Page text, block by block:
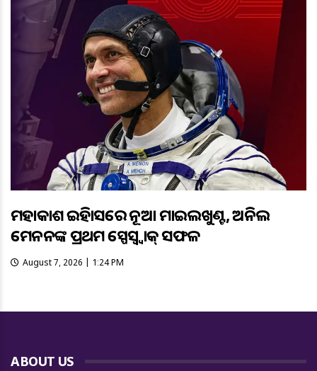
ମହାକାଶ ଇତିହାସରେ ନୂଆ ମାଇଲଖୁଣ୍ଟ, ଅନିଲ
ମେନନଙ୍କ ପ୍ରଥମ ସ୍ପେସ୍ୱ୍ୱାକ୍ ସଫଳ
August 7, 2026 | 1:24 PM
ABOUT US